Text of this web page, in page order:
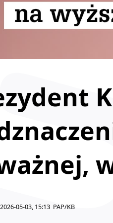
2026-05-03, 15:13 PAP/KB